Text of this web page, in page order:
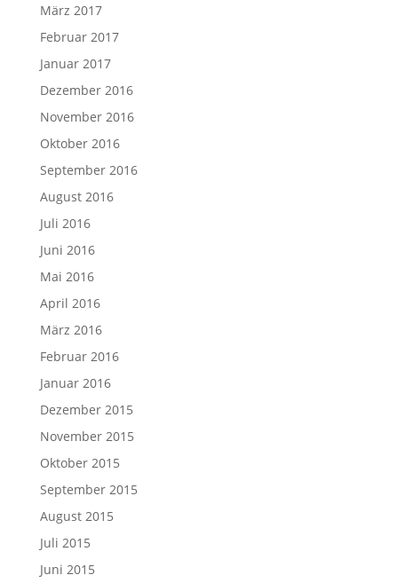
März 2017
Februar 2017
Januar 2017
Dezember 2016
November 2016
Oktober 2016
September 2016
August 2016
Juli 2016
Juni 2016
Mai 2016
April 2016
März 2016
Februar 2016
Januar 2016
Dezember 2015
November 2015
Oktober 2015
September 2015
August 2015
Juli 2015
Juni 2015